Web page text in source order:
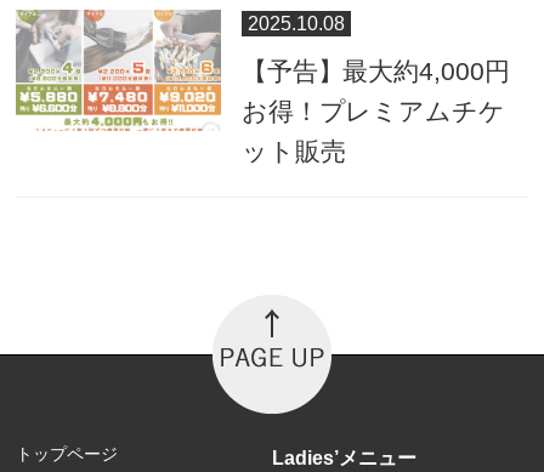
2025.10.08
【予告】最大約4,000円
お得！プレミアムチケ
ット販売
トップページ
Ladies’メニュー